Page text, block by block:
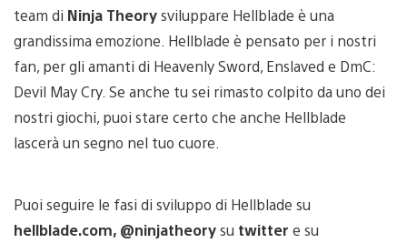
team di Ninja Theorysviluppare Hellblade è una
grandissima emozione. Hellblade è pensato per i nostri
fan, per gli amanti di Heavenly Sword, Enslaved e DmC:
Devil May Cry. Se anche tu sei rimasto colpito da uno dei
nostri giochi, puoi stare certo che anche Hellblade
lascerà un segno nel tuo cuore.
Puoi seguire le fasi di sviluppo di Hellblade su
hellblade.com, @ninjatheorysu twitter e su